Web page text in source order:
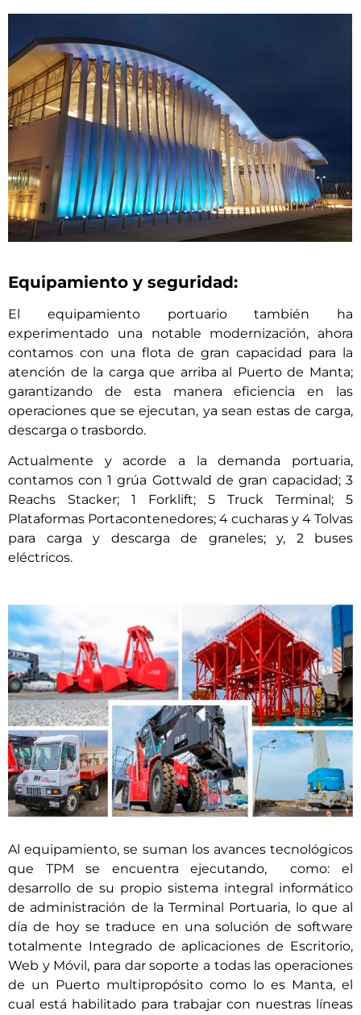
Equipamiento y seguridad:
El equipamiento portuario también ha
experimentado una notable modernización, ahora
contamos con una flota de gran capacidad para la
atención de la carga que arriba al Puerto de Manta;
garantizando de esta manera eficiencia en las
operaciones que se ejecutan, ya sean estas de carga,
descarga o trasbordo.
Actualmente y acorde a la demanda portuaria,
contamos con 1 grúa Gottwald de gran capacidad; 3
Reachs Stacker; 1 Forklift; 5 Truck Terminal; 5
Plataformas Portacontenedores; 4 cucharas y 4 Tolvas
para carga y descarga de graneles; y, 2 buses
eléctricos.
Al equipamiento, se suman los avances tecnológicos
que TPM se encuentra ejecutando, como: el
desarrollo de su propio sistema integral informático
de administración de la Terminal Portuaria, lo que al
día de hoy se traduce en una solución de software
totalmente Integrado de aplicaciones de Escritorio,
Web y Móvil, para dar soporte a todas las operaciones
de un Puerto multipropósito como lo es Manta, el
cual está habilitado para trabajar con nuestras líneas